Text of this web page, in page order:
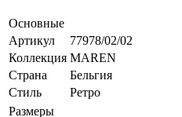
Основные
Артикул
77978/02/02
Коллекция MAREN
Страна
Бельгия
Стиль
Ретро
Размеры